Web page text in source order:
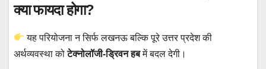
क्या फायदा होगा?
यह परियोजना न सिर्फ लखनऊ बल्कि पूरे उत्तर प्रदेश की
अर्थव्यवस्था कोटेक्नोलॉजी-ड्रिवन हबमें बदल देगी।